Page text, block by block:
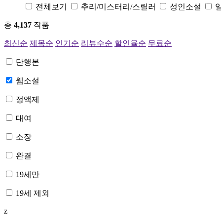
전체보기 추리/미스터리/스릴러 성인소설
총 4,137 작품
최신순 제목순 인기순 리뷰수순 할인율순 무료순
단행본
웹소설
정액제
대여
소장
완결
19세만
19세 제외
z